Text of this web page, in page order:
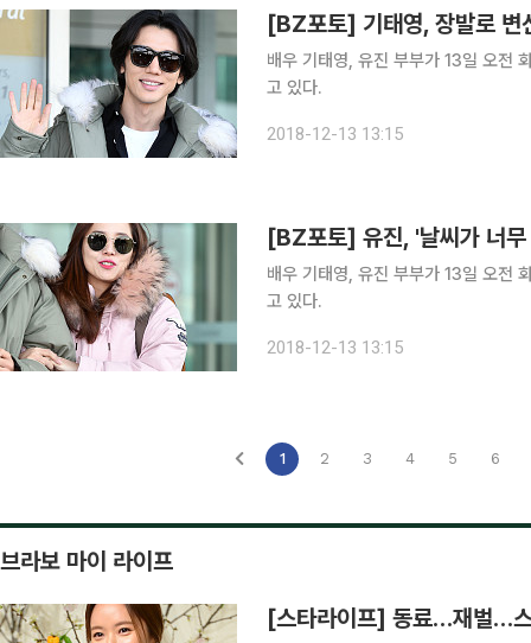
[BZ포토] 기태영, 장발로 변
배우 기태영, 유진 부부가 13일 오전
고 있다.
2018-12-13 13:15
[BZ포토] 유진, '날씨가 너
배우 기태영, 유진 부부가 13일 오전
고 있다.
2018-12-13 13:15
1 2 3 4 5 6
브라보 마이 라이프
[스타라이프] 동료…재벌…